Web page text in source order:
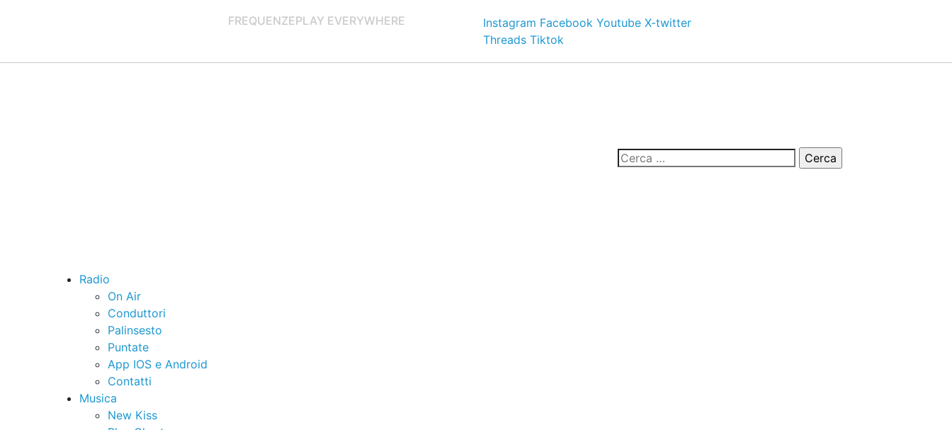
FREQUENZEPLAY EVERYWHERE Instagram Facebook Youtube X-twitter
Threads Tiktok
Radio
On Air
Conduttori
Palinsesto
Puntate
App IOS e Android
Contatti
Musica
New Kiss